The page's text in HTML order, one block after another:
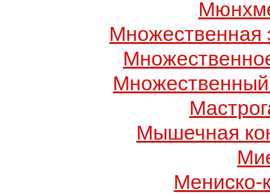
Множественная
Мышечная
Мениско-